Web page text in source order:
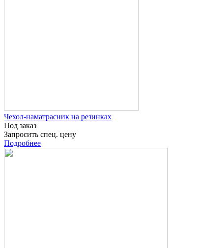
Чехол-наматрасник на резинках
Под заказ
Запросить спец. цену
Подробнее